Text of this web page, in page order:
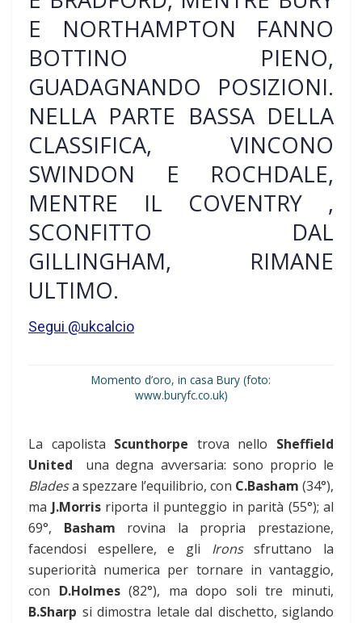
E NORTHAMPTON FANNO
BOTTINO PIENO,
GUADAGNANDO POSIZIONI.
NELLA PARTE BASSA DELLA
CLASSIFICA, VINCONO
SWINDON E ROCHDALE,
MENTRE IL COVENTRY ,
SCONFITTO DAL
GILLINGHAM, RIMANE
ULTIMO.
Segui @ukcalcio
Momento d’oro, in casa Bury (foto:
www.buryfc.co.uk)
La capolista Scunthorpe trova nello Sheffield
United una degna avversaria: sono proprio le
Bladesa spezzare l’equilibrio, con C.Basham (34°),
ma J.Morrisriporta il punteggio in parità (55°); al
69°, Basham rovina la propria prestazione,
facendosi espellere, e gli Ironssfruttano la
superiorità numerica per tornare in vantaggio,
con D.Holmes(82°), ma dopo soli tre minuti,
B.Sharp si dimostra letale dal dischetto, siglando